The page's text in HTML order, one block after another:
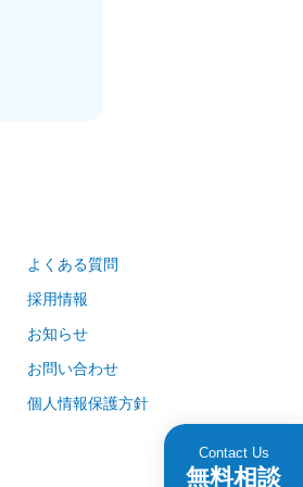
Contact Us
無料相談
よくある質問
採用情報
お知らせ
お問い合わせ
個人情報保護方針